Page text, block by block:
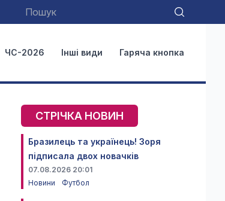
ЧС-2026 Інші види Гаряча кнопка
СТРІЧКА НОВИН
Бразилець та українець! Зоря
підписала двох новачків
07.08.2026 20:01
Новини
Футбол